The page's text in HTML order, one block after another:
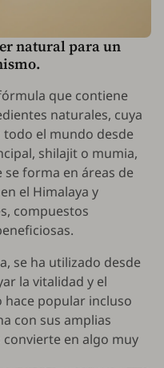
natural para un
que contiene
naturales, cuya
todo el mundo desde
shilajit o mumia,
forma en áreas de
el Himalaya y
compuestos
se ha utilizado desde
la vitalidad y el
popular incluso
con sus amplias
en algo muy